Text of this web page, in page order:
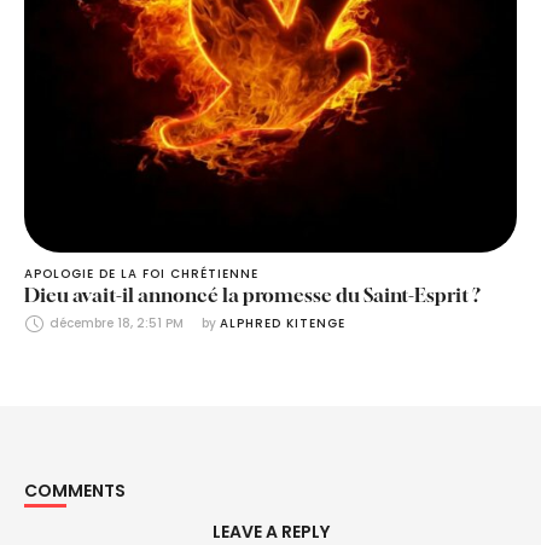
APOLOGIE DE LA FOI CHRÉTIENNE
Dieu avait-il annoncé la promesse du Saint-Esprit ?
décembre 18, 2:51 PM by ALPHRED KITENGE
COMMENTS
LEAVE A REPLY